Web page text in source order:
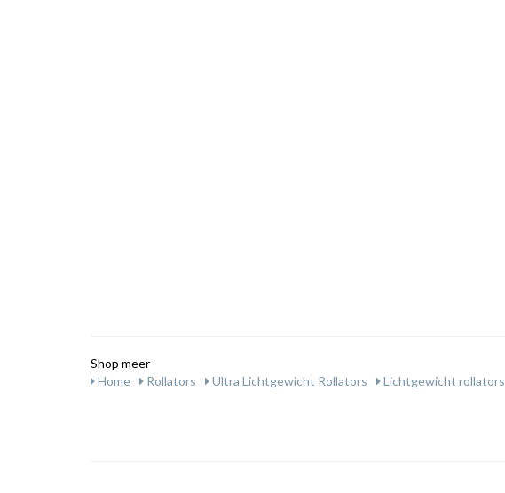
Shop meer
Home
Rollators Ultra Lichtgewicht Rollators Lichtgewicht rollators